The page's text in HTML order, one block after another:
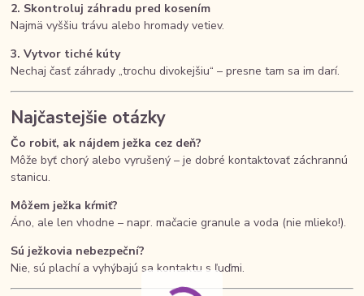
2. Skontroluj záhradu pred kosením
Najmä vyššiu trávu alebo hromady vetiev.
3. Vytvor tiché kúty
Nechaj časť záhrady „trochu divokejšiu“ – presne tam sa im darí.
Najčastejšie otázky
Čo robiť, ak nájdem ježka cez deň?
Môže byť chorý alebo vyrušený – je dobré kontaktovať záchrannú
stanicu.
Môžem ježka kŕmiť?
Áno, ale len vhodne – napr. mačacie granule a voda (nie mlieko!).
Sú ježkovia nebezpeční?
Nie, sú plachí a vyhýbajú sa kontaktu s ľuďmi.